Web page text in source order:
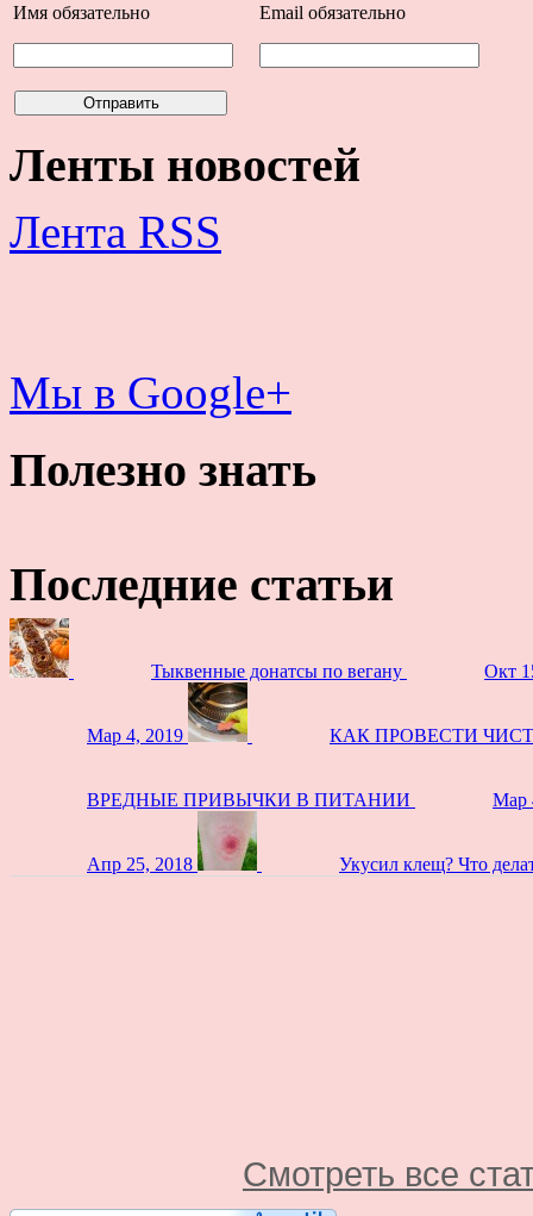
Имя обязательно Email обязательно
Ленты новостей
Лента RSS
Мы в Google+
Полезно знать
Последние статьи
Тыквенные донатсы по вегану Окт
Мар 4, 2019 КАК ПРОВЕСТИ
ВРЕДНЫЕ ПРИВЫЧКИ В ПИТАНИИ Мар
Апр 25, 2018 Укусил клещ? Что
Смотреть все